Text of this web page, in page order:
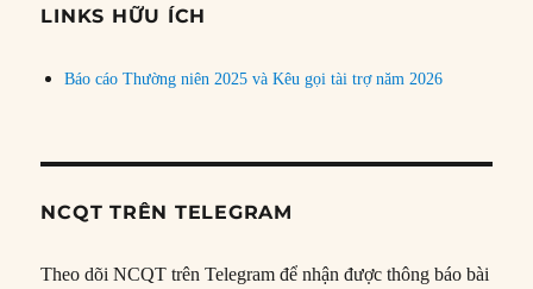
đề
LINKS HỮU ÍCH
Báo cáo Thường niên 2025 và Kêu gọi tài trợ năm 2026
NCQT TRÊN TELEGRAM
Theo dõi NCQT trên Telegram để nhận được thông báo bài